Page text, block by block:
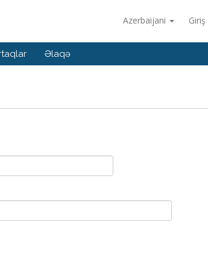
Azerbaijani Giriş
Əlaqə